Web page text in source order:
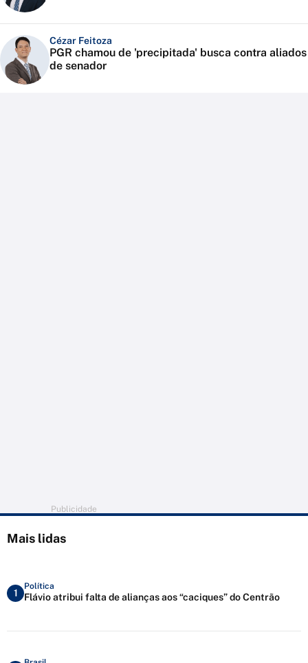
Cézar Feitoza
PGR chamou de 'precipitada' busca contra aliados
de senador
Publicidade
Mais lidas
1
Política
Flávio atribui falta de alianças aos “caciques” do Centrão